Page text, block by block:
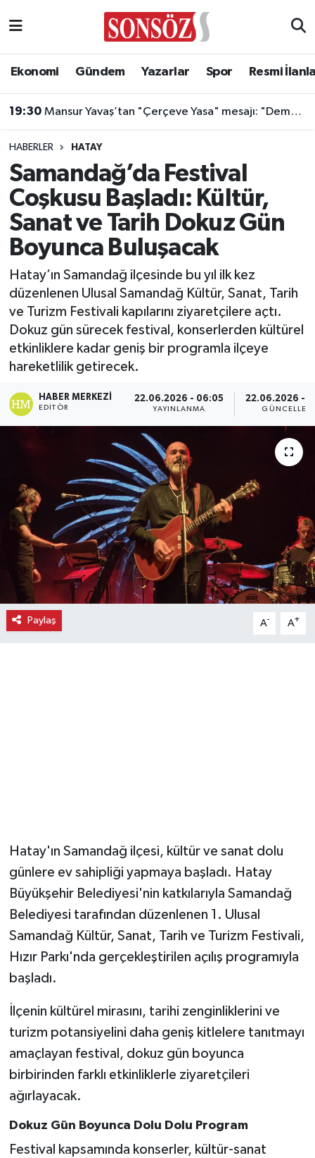
Ekonomi Gündem Yazarlar Spor Resmi
19:30 Mansur Yavaş’tan "Çerçeve Yasa" mesajı: "Demokrasi herkes içindir ya da demokrasi değildir"
HABERLER HATAY
Samandağ’da Festival
Coşkusu Başladı: Kültür,
Sanat ve Tarih Dokuz Gün
Boyunca Buluşacak
Hatay’ın Samandağ ilçesinde bu yıl ilk kez
düzenlenen Ulusal Samandağ Kültür, Sanat, Tarih
ve Turizm Festivali kapılarını ziyaretçilere açtı.
Dokuz gün sürecek festival, konserlerden kültürel
etkinliklere kadar geniş bir programla ilçeye
hareketlilik getirecek.
HABER MERKEZI
EDITÖR
22.06.2026 - 06:05
YAYINLANMA
22.06.2026 -
Paylaş A- A+
Hatay'ın Samandağ ilçesi, kültür ve sanat dolu
günlere ev sahipliği yapmaya başladı. Hatay
Büyükşehir Belediyesi'nin katkılarıyla Samandağ
Belediyesi tarafından düzenlenen 1. Ulusal
Samandağ Kültür, Sanat, Tarih ve Turizm Festivali,
Hızır Parkı'nda gerçekleştirilen açılış programıyla
başladı.
İlçenin kültürel mirasını, tarihi zenginliklerini ve
turizm potansiyelini daha geniş kitlelere tanıtmayı
amaçlayan festival, dokuz gün boyunca
birbirinden farklı etkinliklerle ziyaretçileri
ağırlayacak.
Dokuz Gün Boyunca Dolu Dolu Program
Festival kapsamında konserler, kültür-sanat
Asayiş
Çevre
Diğer
Dünya
Eğitim
Ekonomi
Eleman
Emlak
Gurme
Haber
İlçe Haberleri
Keşfet
Kültür & Sanat
Sokak Hayvanlarını Sahiplendirme
Sonsöz Özel
Spor
Vasıta
Ankara Nöbetçi Eczaneler
Ankara Trafik Yoğunluk Haritası
Süper Lig Puan Durumu ve Fikstür
Tüm Manşetler
Son Dakika Haberleri
Haber Arşivi